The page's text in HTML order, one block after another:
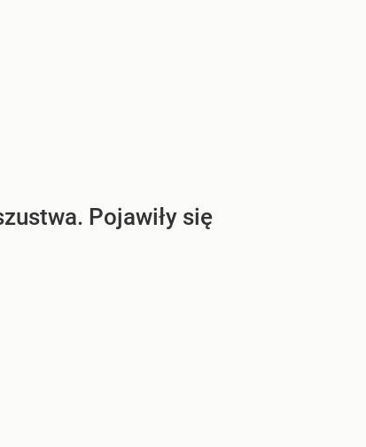
Pojawiły się